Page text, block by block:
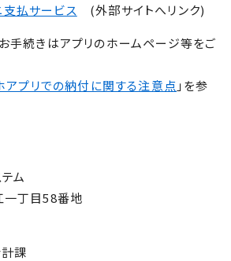
払サービス (外部サイトへリンク)
手続きはアプリのホームページ等をご
アプリでの納付に関する注意点 」を参
ム
一丁目58番地
課